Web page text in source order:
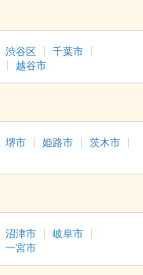
渋谷区
千葉市
越谷市
堺市 姫路市
茨木市
沼津市
岐阜市
一宮市